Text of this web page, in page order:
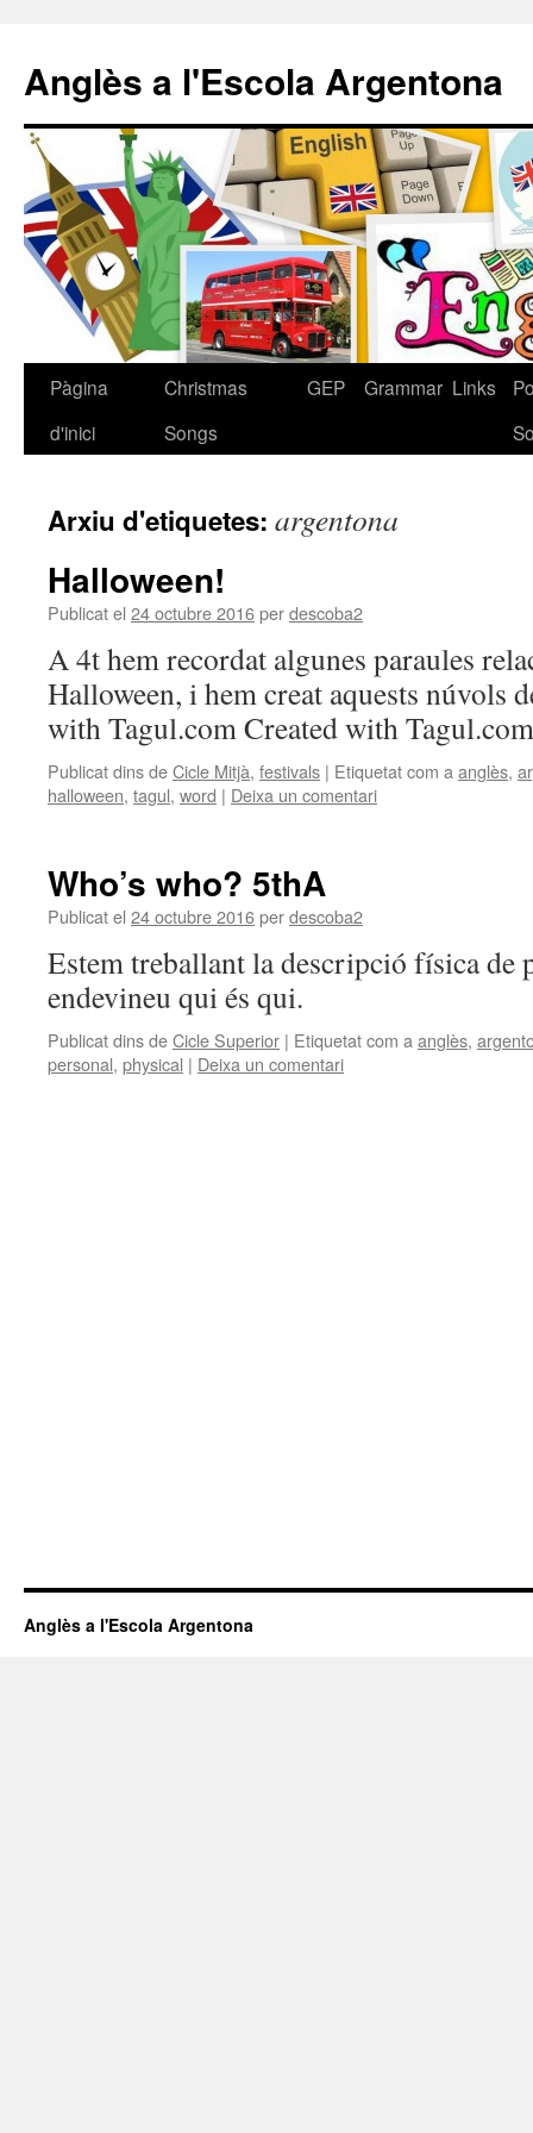
Anglès a l'Escola Argentona
Vés
Pàgina
d'inici
Christmas
Songs
GEP Grammar Links
Arxiu d'etiquetes: argentona
Halloween!
Publicat el 24 octubre 2016perdescoba2
A 4t hem recordat algunes paraules
Halloween, i hem creat aquests núvols
with Tagul.com Created with Tagul.com
Publicat dins deCicle Mitjà, festivals | Etiquetat com a anglès,
halloween, tagul, word | Deixa un comentari
Who’s who? 5thA
Publicat el 24 octubre 2016perdescoba2
Estem treballant la descripció física de
endevineu qui és qui.
Publicat dins deCicle Superior | Etiquetat com a anglès,
personal, physical | Deixa un comentari
Anglès a l'Escola Argentona